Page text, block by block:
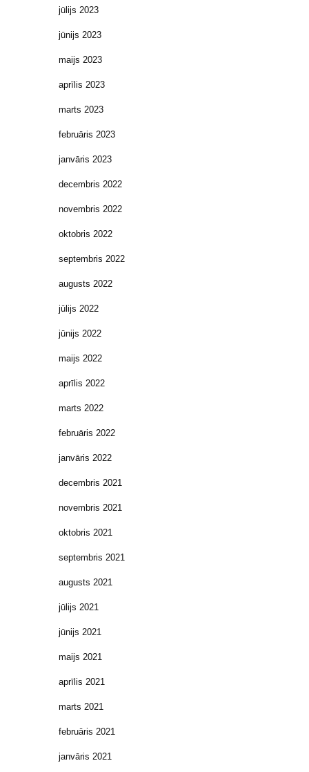
jūlijs 2023
jūnijs 2023
maijs 2023
aprīlis 2023
marts 2023
februāris 2023
janvāris 2023
decembris 2022
novembris 2022
oktobris 2022
septembris 2022
augusts 2022
jūlijs 2022
jūnijs 2022
maijs 2022
aprīlis 2022
marts 2022
februāris 2022
janvāris 2022
decembris 2021
novembris 2021
oktobris 2021
septembris 2021
augusts 2021
jūlijs 2021
jūnijs 2021
maijs 2021
aprīlis 2021
marts 2021
februāris 2021
janvāris 2021